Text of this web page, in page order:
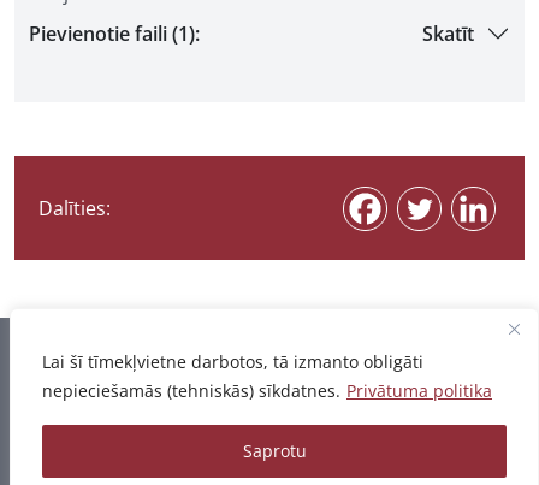
Lai šī tīmekļvietne darbotos, tā izmanto obligāti
nepieciešamās (tehniskās) sīkdatnes. Privātuma politika
Saprotu
Pievienotie faili (1):
Skatīt
Dalīties:
Informācija pēdējo reizi atjaunota 07.08.2026
© 2026 - Pētījumu un publikāciju datubāze